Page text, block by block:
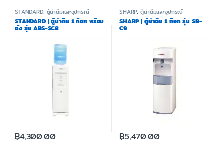
STANDARD, ตู้น้ำดื่มและอุปกรณ์
STANDARD | ตู้น้ำดื่ม 1 ก๊อก พร้อม
ถัง รุ่น ABS-SC8
฿4,300.00
SHARP,ตู้น้ำดื่มและอุปกรณ์
SHARP | ตู้น้ำดื่ม 1 ก๊อก รุ่น SB-
C9
฿5,470.00